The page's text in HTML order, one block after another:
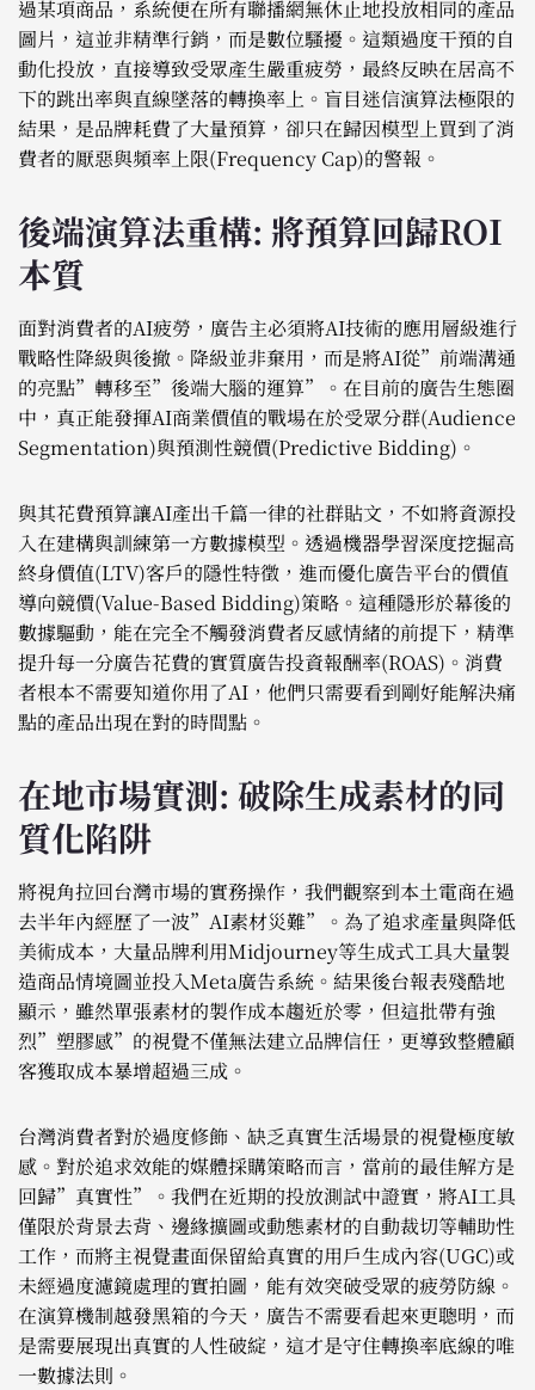
過某項商品，系統便在所有聯播網無休止地投放相同的產品
圖片，這並非精準行銷，而是數位騷擾。這類過度干預的自
動化投放，直接導致受眾產生嚴重疲勞，最終反映在居高不
下的跳出率與直線墜落的轉換率上。盲目迷信演算法極限的
結果，是品牌耗費了大量預算，卻只在歸因模型上買到了消
費者的厭惡與頻率上限(Frequency Cap)的警報。
後端演算法重構: 將預算回歸ROI
本質
面對消費者的AI疲勞，廣告主必須將AI技術的應用層級進行
戰略性降級與後撤。降級並非棄用，而是將AI從”前端溝通
的亮點”轉移至”後端大腦的運算”。在目前的廣告生態圈
中，真正能發揮AI商業價值的戰場在於受眾分群(Audience
Segmentation)與預測性競價(Predictive Bidding)。
與其花費預算讓AI產出千篇一律的社群貼文，不如將資源投
入在建構與訓練第一方數據模型。透過機器學習深度挖掘高
終身價值(LTV)客戶的隱性特徵，進而優化廣告平台的價值
導向競價(Value-Based Bidding)策略。這種隱形於幕後的
數據驅動，能在完全不觸發消費者反感情緒的前提下，精準
提升每一分廣告花費的實質廣告投資報酬率(ROAS)。消費
者根本不需要知道你用了AI，他們只需要看到剛好能解決痛
點的產品出現在對的時間點。
在地市場實測: 破除生成素材的同
質化陷阱
將視角拉回台灣市場的實務操作，我們觀察到本土電商在過
去半年內經歷了一波”AI素材災難”。為了追求產量與降低
美術成本，大量品牌利用Midjourney等生成式工具大量製
造商品情境圖並投入Meta廣告系統。結果後台報表殘酷地
顯示，雖然單張素材的製作成本趨近於零，但這批帶有強
烈”塑膠感”的視覺不僅無法建立品牌信任，更導致整體顧
客獲取成本暴增超過三成。
台灣消費者對於過度修飾、缺乏真實生活場景的視覺極度敏
感。對於追求效能的媒體採購策略而言，當前的最佳解方是
回歸”真實性”。我們在近期的投放測試中證實，將AI工具
僅限於背景去背、邊緣擴圖或動態素材的自動裁切等輔助性
工作，而將主視覺畫面保留給真實的用戶生成內容(UGC)或
未經過度濾鏡處理的實拍圖，能有效突破受眾的疲勞防線。
在演算機制越發黑箱的今天，廣告不需要看起來更聰明，而
是需要展現出真實的人性破綻，這才是守住轉換率底線的唯
一數據法則。